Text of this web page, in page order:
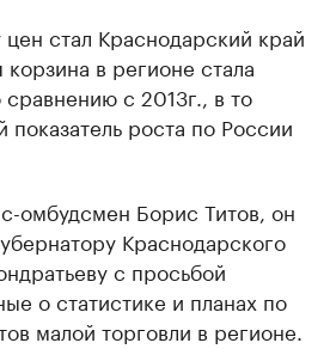
стал Краснодарский край
корзина в регионе стала
с 2013г., в то
роста по России
омбудсмен Борис Титов, он
Краснодарского
с просьбой
о статистике и планах по
малой торговли в регионе.